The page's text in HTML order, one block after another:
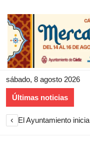
sábado, 8 agosto 2026
Últimas noticias
‹